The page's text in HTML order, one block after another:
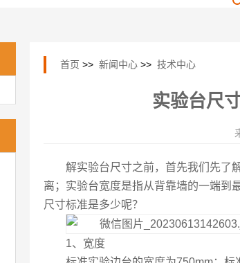
首页 >> 新闻中心 >> 技术中心
实验台尺
解实验台尺寸之前，首先我们先了
离；实验台宽度是指从背靠墙的一端到
尺寸标准是多少呢？
1、宽度